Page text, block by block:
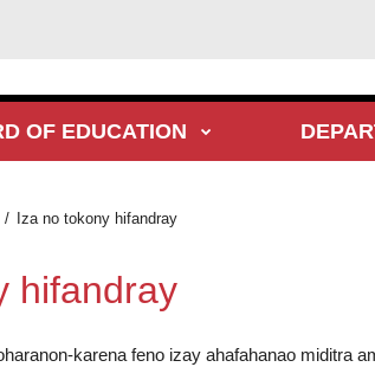
OF EDUCATION
Iza no tokony hifandray
hifandray
karena feno izay ahafahanao